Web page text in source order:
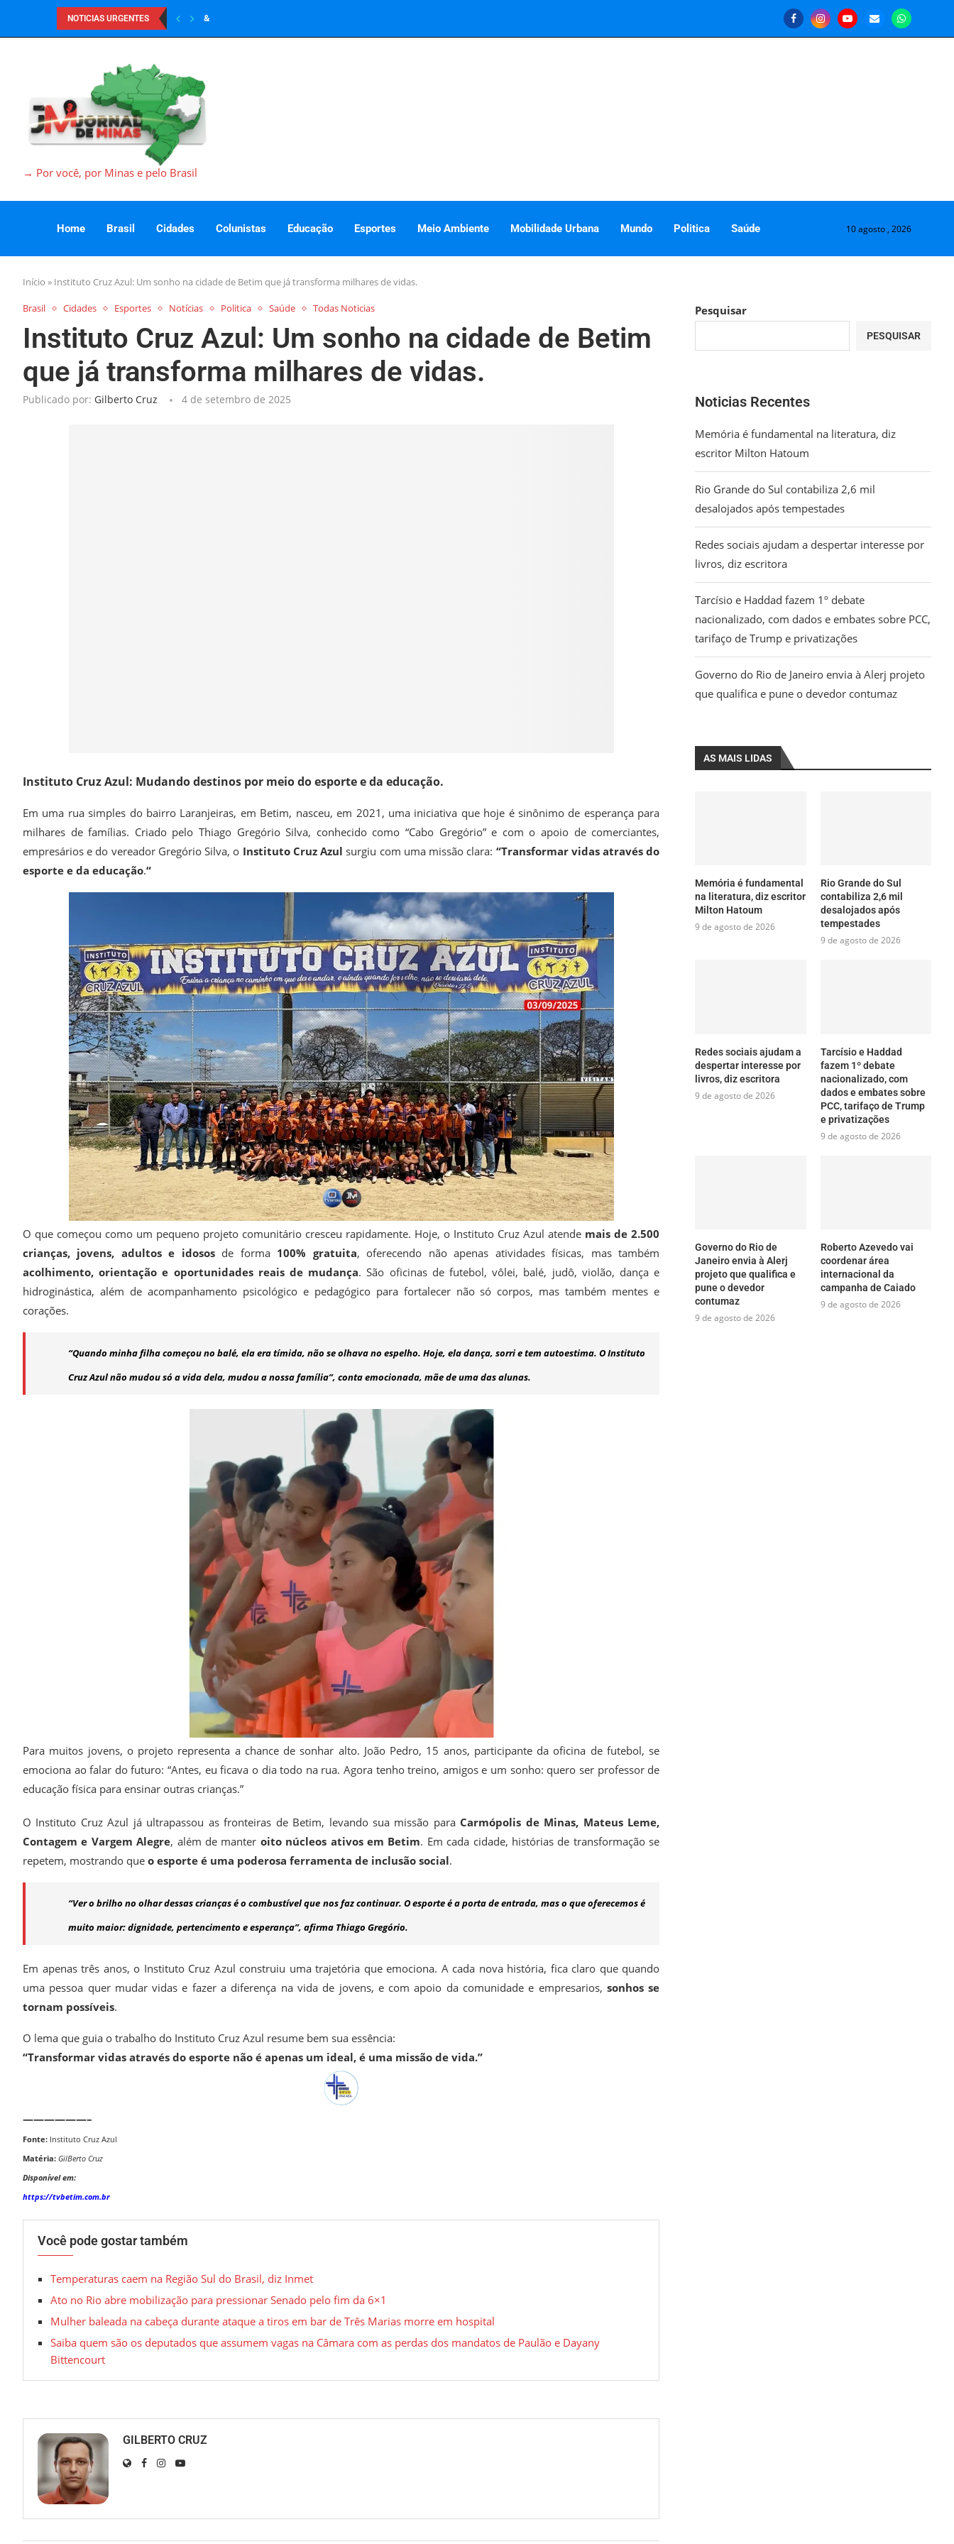
NOTICIAS URGENTES &
→ Por você, por Minas e pelo Brasil
Home Brasil Cidades Colunistas Educação Esportes Meio Ambiente Mobilidade Urbana Mundo Politica Saúde 10 agosto , 2026
Início » Instituto Cruz Azul: Um sonho na cidade de Betim que já transforma milhares de vidas.
Brasil Cidades Esportes Notícias Politica Saúde Todas Noticias
Instituto Cruz Azul: Um sonho na cidade de Betim
que já transforma milhares de vidas.
Publicado por: Gilberto Cruz 4 de setembro de 2025
Instituto Cruz Azul: Mudando destinos por meio do esporte e da educação.
Em uma rua simples do bairro Laranjeiras, em Betim, nasceu, em 2021, uma iniciativa que hoje é sinônimo de esperança para
milhares de famílias. Criado pelo Thiago Gregório Silva, conhecido como “Cabo Gregório” e com o apoio de comerciantes,
empresários e do vereador Gregório Silva, o Instituto Cruz Azul surgiu com uma missão clara: “Transformar vidas através do
esporte e da educação.“
O que começou como um pequeno projeto comunitário cresceu rapidamente. Hoje, o Instituto Cruz Azul atende mais de 2.500
crianças, jovens, adultos e idososde forma 100% gratuita, oferecendo não apenas atividades físicas, mas também
acolhimento, orientação e oportunidades reais de mudança. São oficinas de futebol, vôlei, balé, judô, violão, dança e
hidroginástica, além de acompanhamento psicológico e pedagógico para fortalecer não só corpos, mas também mentes e
corações.
“Quando minha filha começou no balé, ela era tímida, não se olhava no espelho. Hoje, ela dança, sorri e tem autoestima. O Instituto
Cruz Azul não mudou só a vida dela, mudou a nossa família”, conta emocionada, mãe de uma das alunas.
Para muitos jovens, o projeto representa a chance de sonhar alto. João Pedro, 15 anos, participante da oficina de futebol, se
emociona ao falar do futuro: “Antes, eu ficava o dia todo na rua. Agora tenho treino, amigos e um sonho: quero ser professor de
educação física para ensinar outras crianças.”
O Instituto Cruz Azul já ultrapassou as fronteiras de Betim, levando sua missão para Carmópolis de Minas, Mateus Leme,
Contagem e Vargem Alegre, além de manter oito núcleos ativos em Betim. Em cada cidade, histórias de transformação se
repetem, mostrando que o esporte é uma poderosa ferramenta de inclusão social.
“Ver o brilho no olhar dessas crianças é o combustível que nos faz continuar. O esporte é a porta de entrada, mas o que oferecemos é
muito maior: dignidade, pertencimento e esperança”, afirma Thiago Gregório.
Em apenas três anos, o Instituto Cruz Azul construiu uma trajetória que emociona. A cada nova história, fica claro que quando
uma pessoa quer mudar vidas e fazer a diferença na vida de jovens, e com apoio da comunidade e empresarios, sonhos se
tornam possíveis.
O lema que guia o trabalho do Instituto Cruz Azul resume bem sua essência:
“Transformar vidas através do esporte não é apenas um ideal, é uma missão de vida.”
——————–
Fonte: Instituto Cruz Azul
Matéria: GilBerto Cruz
Disponível em:
https://tvbetim.com.br
Você pode gostar também
Temperaturas caem na Região Sul do Brasil, diz Inmet
Ato no Rio abre mobilização para pressionar Senado pelo fim da 6×1
Mulher baleada na cabeça durante ataque a tiros em bar de Três Marias morre em hospital
Saiba quem são os deputados que assumem vagas na Câmara com as perdas dos mandatos de Paulão e Dayany
Bittencourt
GILBERTO CRUZ
Pesquisar
PESQUISAR
Noticias Recentes
Memória é fundamental na literatura, diz
escritor Milton Hatoum
Rio Grande do Sul contabiliza 2,6 mil
desalojados após tempestades
Redes sociais ajudam a despertar interesse por
livros, diz escritora
Tarcísio e Haddad fazem 1º debate
nacionalizado, com dados e embates sobre PCC,
tarifaço de Trump e privatizações
Governo do Rio de Janeiro envia à Alerj projeto
que qualifica e pune o devedor contumaz
AS MAIS LIDAS
Memória é fundamental
na literatura, diz escritor
Milton Hatoum
9 de agosto de 2026
Rio Grande do Sul
contabiliza 2,6 mil
desalojados após
tempestades
9 de agosto de 2026
Redes sociais ajudam a
despertar interesse por
livros, diz escritora
9 de agosto de 2026
Tarcísio e Haddad
fazem 1º debate
nacionalizado, com
dados e embates sobre
PCC, tarifaço de Trump
e privatizações
9 de agosto de 2026
Governo do Rio de
Janeiro envia à Alerj
projeto que qualifica e
pune o devedor
contumaz
9 de agosto de 2026
Roberto Azevedo vai
coordenar área
internacional da
campanha de Caiado
9 de agosto de 2026